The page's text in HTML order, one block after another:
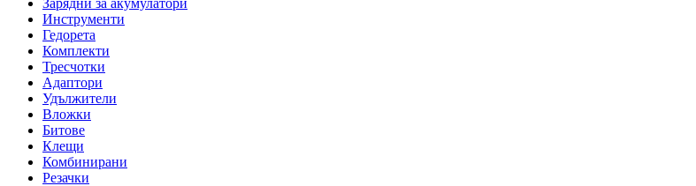
Зарядни за акумулатори
Инструменти
Гедорета
Комплекти
Тресчотки
Адаптори
Удължители
Вложки
Битове
Клещи
Комбинирани
Резачки